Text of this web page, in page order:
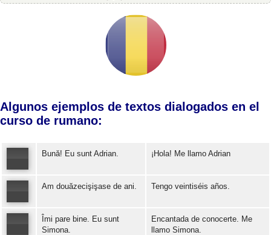
Algunos ejemplos de textos dialogados en el
curso de rumano:
Bună! Eu sunt Adrian. ¡Hola! Me llamo Adrian
Error loading: "https://www.idiomaspc.com/curso-aprender-rumano-basico/audio/3005.mp3"
Am douăzecişişase de ani. Tengo veintiséis años.
Îmi pare bine. Eu sunt
Simona.
Encantada de conocerte. Me
llamo Simona.